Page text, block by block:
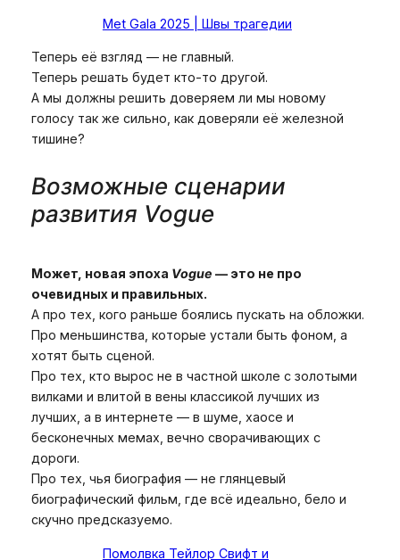
Met Gala 2025 | Швы трагедии
Теперь её взгляд — не главный.
Теперь решать будет кто-то другой.
А мы должны решить доверяем ли мы новому
голосу так же сильно, как доверяли её железной
тишине?
Возможные сценарии
развития Vogue
Может, новая эпоха Vogue — это не про
очевидных и правильных.
А про тех, кого раньше боялись пускать на обложки.
Про меньшинства, которые устали быть фоном, а
хотят быть сценой.
Про тех, кто вырос не в частной школе с золотыми
вилками и влитой в вены классикой лучших из
лучших, а в интернете — в шуме, хаосе и
бесконечных мемах, вечно сворачивающих с
дороги.
Про тех, чья биография — не глянцевый
биографический фильм, где всё идеально, бело и
скучно предсказуемо.
Помолвка Тейлор Свифт и